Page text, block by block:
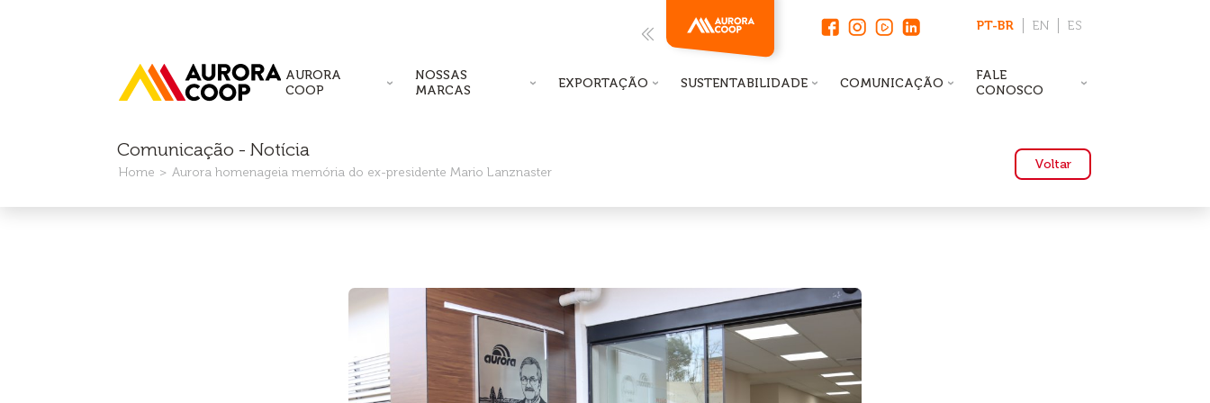
PT-BR EN ES
AURORA
COOP
NOSSAS
MARCAS
EXPORTAÇÃO SUSTENTABILIDADE COMUNICAÇÃO
FALE
CONOSCO
Comunicação - Notícia
Home Aurora homenageia memória do ex-presidente Mario Lanznaster
Voltar